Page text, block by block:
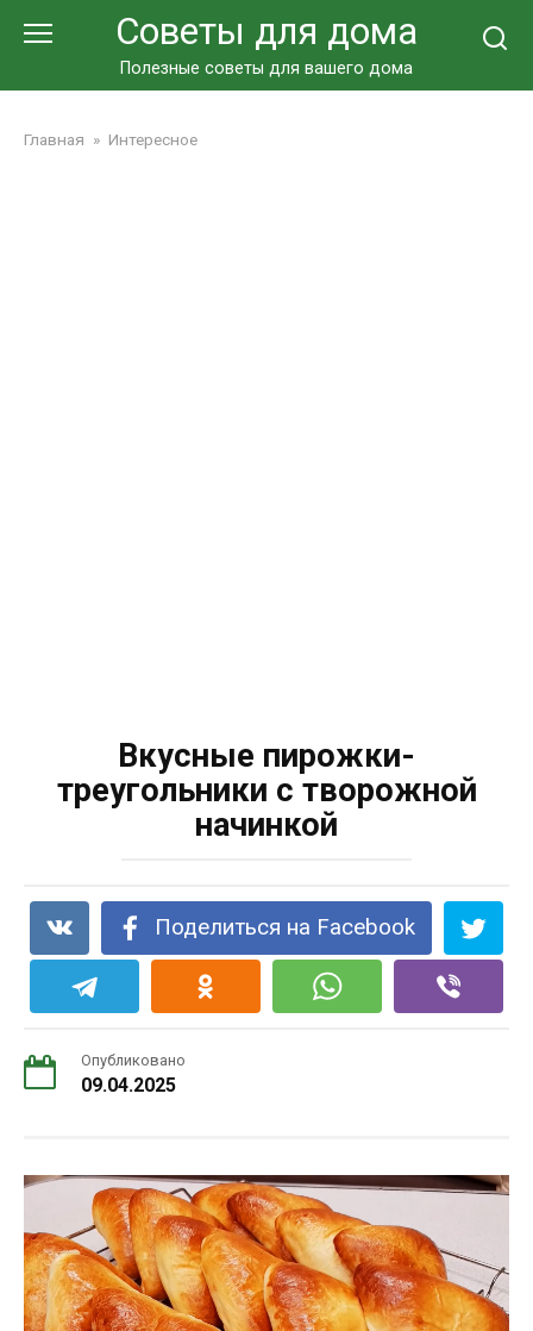
Советы для дома
Полезные советы для вашего дома
Главная » Интересное
Вкусные пирожки-
треугольники с творожной
начинкой
Поделиться на Facebook
Опубликовано
09.04.2025